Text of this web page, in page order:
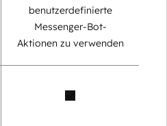
benutzerdefinierte
Messenger-Bot-
Aktionen zu verwenden